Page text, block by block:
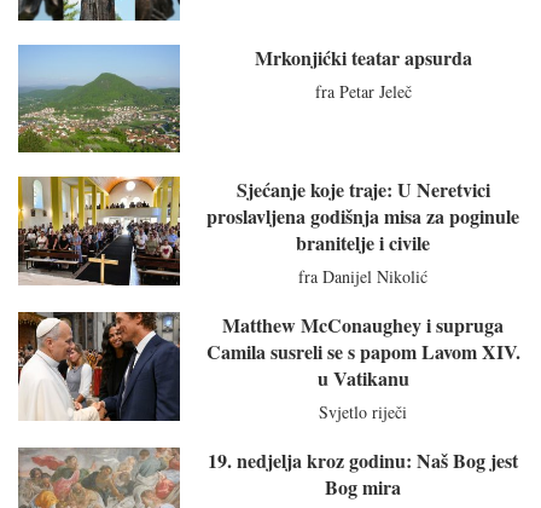
Mrkonjićki teatar apsurda
fra Petar Jeleč
Sjećanje koje traje: U Neretvici
proslavljena godišnja misa za poginule
branitelje i civile
fra Danijel Nikolić
Matthew McConaughey i supruga
Camila susreli se s papom Lavom XIV.
u Vatikanu
Svjetlo riječi
19. nedjelja kroz godinu: Naš Bog jest
Bog mira